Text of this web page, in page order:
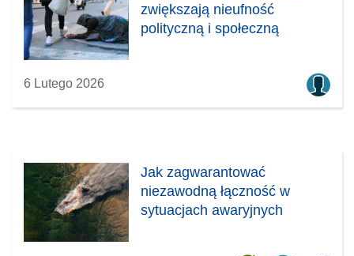
zwiększają nieufność
polityczną i społeczną
6 Lutego 2026
Jak zagwarantować
niezawodną łączność w
sytuacjach awaryjnych